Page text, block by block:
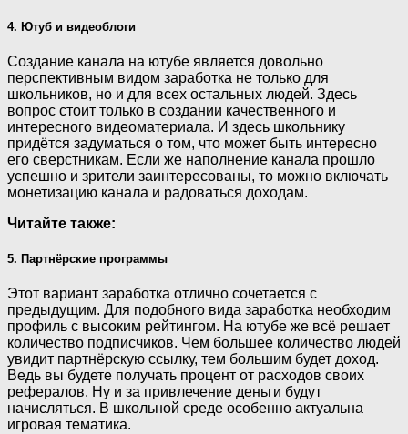
4. Ютуб и видеоблоги
Создание канала на ютубе является довольно
перспективным видом заработка не только для
школьников, но и для всех остальных людей. Здесь
вопрос стоит только в создании качественного и
интересного видеоматериала. И здесь школьнику
придётся задуматься о том, что может быть интересно
его сверстникам. Если же наполнение канала прошло
успешно и зрители заинтересованы, то можно включать
монетизацию канала и радоваться доходам.
Читайте также:
5. Партнёрские программы
Этот вариант заработка отлично сочетается с
предыдущим. Для подобного вида заработка необходим
профиль с высоким рейтингом. На ютубе же всё решает
количество подписчиков. Чем большее количество людей
увидит партнёрскую ссылку, тем большим будет доход.
Ведь вы будете получать процент от расходов своих
рефералов. Ну и за привлечение деньги будут
начисляться. В школьной среде особенно актуальна
игровая тематика.